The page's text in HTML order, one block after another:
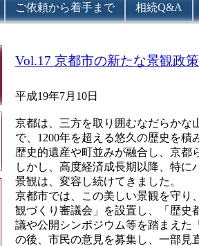
ご依頼から着手まで 相続Q&A
Vol.17 京都市の新たな景観政
平成19年7月10日
京都は、三方を取り囲むなだらかな
で、1200年を超える悠久の歴史を
歴史的遺産や町並みが融合し、京都
しかし、高度経済成長期以降、特に
景観は、変容し続けてきました。
京都市では、この美しい景観を守り
観づくり審議会」を設置し、「歴史
議や公開シンポジウム等を踏まえた
の後、市民の意見を募集し、一部見